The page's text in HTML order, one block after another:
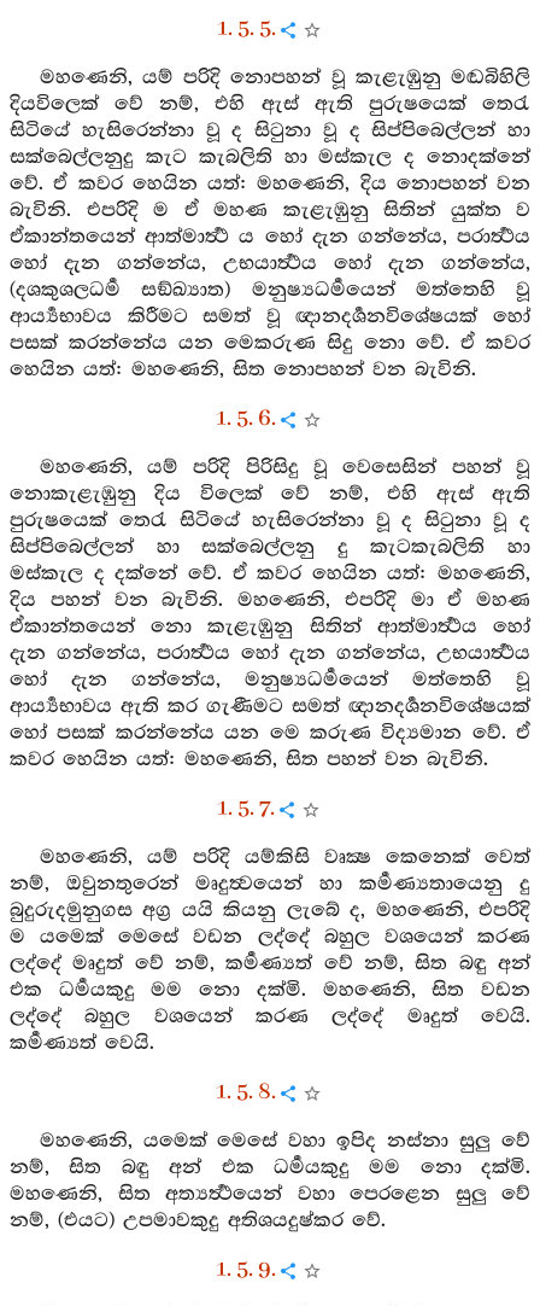
1. 5. 5.
මහණෙනි, යම් පරිදි නොපහන් වූ කැළැඹුනු මඬබිහිලි
දියවිලෙක් වේ නම්, එහි ඇස් ඇති පුරුෂයෙක් තෙරැ
සිටියේ හැසිරෙන්නා වූ ද සිටුනා වූ ද සිප්පිබෙල්ලන් හා
සක්බෙල්ලනුදු කැට කැබලිති හා මස්කැල ද නොදක්නේ
වේ. ඒ කවර හෙයින යත්: මහණෙනි, දිය නොපහන් වන
බැවිනි. එපරිදි ම ඒ මහණ කැළැඹුනු සිතින් යුක්ත ව
ඒකාන්තයෙන් ආත්මාර්‍ත්‍ථ ය හෝ දැන ගන්නේය, පරාර්‍ත්‍ථය
හෝ දැන ගන්නේය, උභයාර්‍ත්‍ථය හෝ දැන ගන්නේය,
(දශකුශලධර්‍ම සඞ්ඛ්‍යාත) මනුෂ්‍යධර්‍මයෙන් මත්තෙහි වූ
ආර්‍ය්‍යභාවය කිරීමට සමත් වූ ඥානදර්‍ශනවිශේෂයක් හෝ
පසක් කරන්නේය යන මෙකරුණ සිදු නො වේ. ඒ කවර
හෙයින යත්: මහණෙනි, සිත නොපහන් වන බැවිනි.
1. 5. 6.
මහණෙනි, යම් පරිදි පිරිසිදු වූ වෙසෙසින් පහන් වූ
නොකැළැඹුනු දිය විලෙක් වේ නම්, එහි ඇස් ඇති
පුරුෂයෙක් තෙරැ සිටියේ හැසිරෙන්නා වූ ද සිටුනා වූ ද
සිප්පිබෙල්ලන් හා සක්බෙල්ලනු දු කැටකැබලිති හා
මස්කැල ද දක්නේ වේ. ඒ කවර හෙයින යත්: මහණෙනි,
දිය පහන් වන බැවිනි. මහණෙනි, එපරිදි මා ඒ මහණ
ඒකාන්තයෙන් නො කැළැඹුනු සිතින් ආත්මාර්‍ත්‍ථය හෝ
දැන ගන්නේය, පරාර්‍ත්‍ථය හෝ දැන ගන්නේය, උභයාර්‍ත්‍ථය
හෝ දැන ගන්නේය, මනුෂ්‍යධර්‍මයෙන් මත්තෙහි වූ
ආර්‍ය්‍යභාවය ඇති කර ගැණීමට සමත් ඥානදර්‍ශනවිශේෂයක්
හෝ පසක් කරන්නේය යන මෙ කරුණ විද්‍යමාන වේ. ඒ
කවර හෙයින යත්: මහණෙනි, සිත පහන් වන බැවිනි.
1. 5. 7.
මහණෙනි, යම් පරිදි යම්කිසි වෘක්‍ෂ කෙනෙක් වෙත්
නම්, ඔවුනතුරෙන් මෘදුත්‍වයෙන් හා කර්‍මණ්‍යතායෙනු දු
බුදුරුදමුනුගස අග්‍ර යයි කියනු ලැබේ ද, මහණෙනි, එපරිදි
ම යමෙක් මෙසේ වඩන ලද්දේ බහුල වශයෙන් කරණ
ලද්දේ මෘදුත් වේ නම්, කර්‍මණ්‍යත් වේ නම්, සිත බඳු අන්
එක ධර්‍මයකුදු මම නො දක්මි. මහණෙනි, සිත වඩන
ලද්දේ බහුල වශයෙන් කරණ ලද්දේ මෘදුත් වෙයි.
කර්‍මණ්‍යත් වෙයි.
1. 5. 8.
මහණෙනි, යමෙක් මෙසේ වහා ඉපිද නස්නා සුලු වේ
නම්, සිත බඳු අන් එක ධර්‍මයකුදු මම නො දක්මි.
මහණෙනි, සිත අත්‍යර්‍ත්‍ථයෙන් වහා පෙරළෙන සුලු වේ
නම්, (එයට) උපමාවකුදු අතිශයදුෂ්කර වේ.
1. 5. 9.